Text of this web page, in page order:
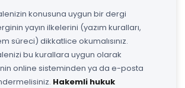
konusuna uygun bir dergi
yayın ilkelerini (yazım kuralları,
süreci) dikkatlice okumalısınız.
bu kurallara uygun olarak
online sisteminden ya da e-posta
Hakemli hukuk